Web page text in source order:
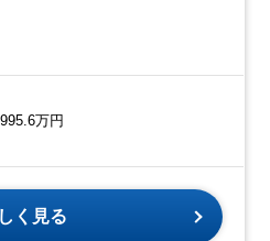
万円
く見る